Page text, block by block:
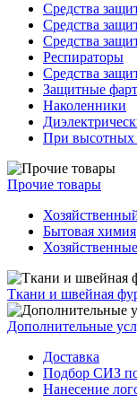
Средства
Средства
Средства
Респираторы
Средства
Защитные
Наколенники
При высотных
Прочие товары
Бытовая химия
Ткани и швейная
Дополнительные
Доставка
Подбор СИЗ
Нанесение